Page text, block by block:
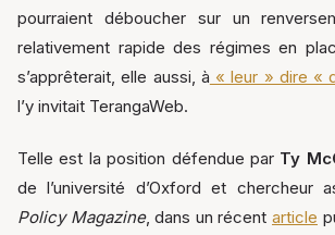
pourraient déboucher sur un
relativement rapide des régimes en
s’apprêterait, elle aussi, à « leur » dire «
l’y invitait TerangaWeb.
Telle est la position défendue par Ty
de l’université d’Oxford et chercheur
Policy Magazine, dans un récentarticle